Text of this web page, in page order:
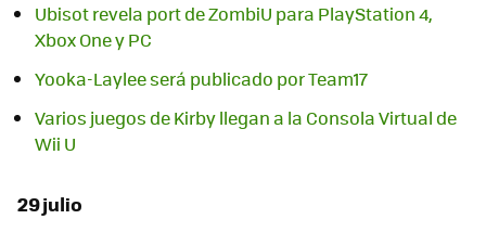
Ubisot revela port de ZombiU para PlayStation 4,
Xbox One y PC
Yooka-Laylee será publicado por Team17
Varios juegos de Kirby llegan a la Consola Virtual de
Wii U
29 julio